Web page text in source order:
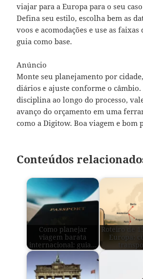
viajar para a Europa para o seu
Defina seu estilo, escolha bem as
voos e acomodações e use as faixas
guia como base.
Anúncio
Monte seu planejamento por
diários e ajuste conforme o câmbio.
disciplina ao longo do processo,
avanço do orçamento em uma
como a Digitow. Boa viagem e bom
Conteúdos
Como planejar
viagem barata
internacional: guia…
Roteiro de
Europa: